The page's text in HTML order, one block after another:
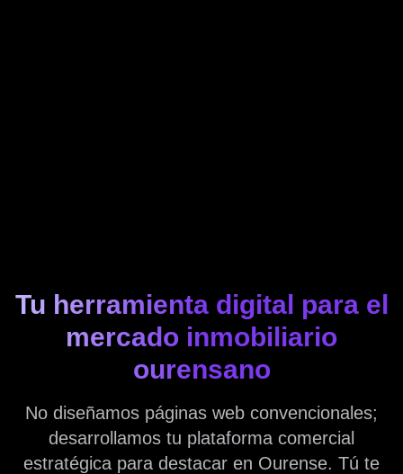
Tu herramienta digital para el
mercado inmobiliario
ourensano
No diseñamos páginas web convencionales;
desarrollamos tu plataforma comercial
estratégica para destacar en Ourense. Tú te